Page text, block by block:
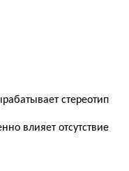
стереотип
влияет отсутствие